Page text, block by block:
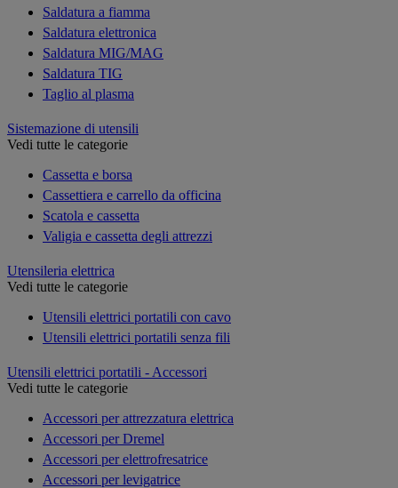
Saldatura a fiamma
Saldatura elettronica
Saldatura MIG/MAG
Saldatura TIG
Taglio al plasma
Sistemazione di utensili
Vedi tutte le categorie
Cassetta e borsa
Cassettiera e carrello da officina
Scatola e cassetta
Valigia e cassetta degli attrezzi
Utensileria elettrica
Vedi tutte le categorie
Utensili elettrici portatili con cavo
Utensili elettrici portatili senza fili
Utensili elettrici portatili - Accessori
Vedi tutte le categorie
Accessori per attrezzatura elettrica
Accessori per Dremel
Accessori per elettrofresatrice
Accessori per levigatrice